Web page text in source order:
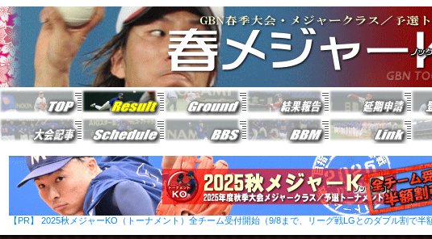
【PR】 2025秋メジャーKO（トーナメント）全チーム受付開始（9/8まで、リーグ戦LGとのダブル割で半